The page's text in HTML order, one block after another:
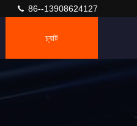
86--13908624127
চ্যাট